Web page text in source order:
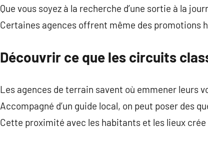
Que vous soyez à la recherche d’une sortie à la
Certaines agences offrent même des promotions
Découvrir ce que les circuits
Les agences de terrain savent où emmener leurs
Accompagné d’un guide local, on peut poser des
Cette proximité avec les habitants et les lieux